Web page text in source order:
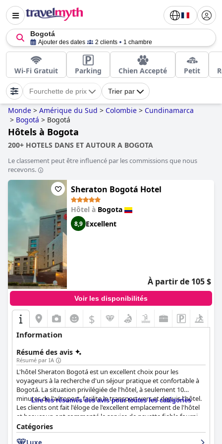
Bogotá
Ajouter des dates 2 clients 1 chambre
Wi-Fi Gratuit Parking Chien Accepté Petit
Fourchette de prix Trier par
Monde > Amérique du Sud > Colombie > Cundinamarca
> Bogotá > Bogotá
Hôtels à Bogota
200+ HOTELS DANS ET AUTOUR A BOGOTA
Le classement peut être influencé par les commissions que nous
recevons.
Sheraton Bogotá Hotel
Hôtel à Bogota
8,9 Excellent
À partir de 105 $
Voir les disponibilités
$
Information
Résumé des avis
Résumé par IA
L'hôtel Sheraton Bogotá est un excellent choix pour les
voyageurs à la recherche d'un séjour pratique et confortable à
Bogotá. La situation privilégiée de l'hôtel, à seulement 10
minutes de l'aéroport, facilite le transport vers et depuis l'hôtel.
Les clients ont fait l'éloge de l'excellent emplacement de l'hôtel
et beaucoup ont commenté le service de navette fiable fourni
depuis et vers l'aéroport. Les installations, le service et le
restaurant de l'hôtel ont également reçu de bonnes notes de la
Lire les résumés des avis pour toutes les catégories
Catégories